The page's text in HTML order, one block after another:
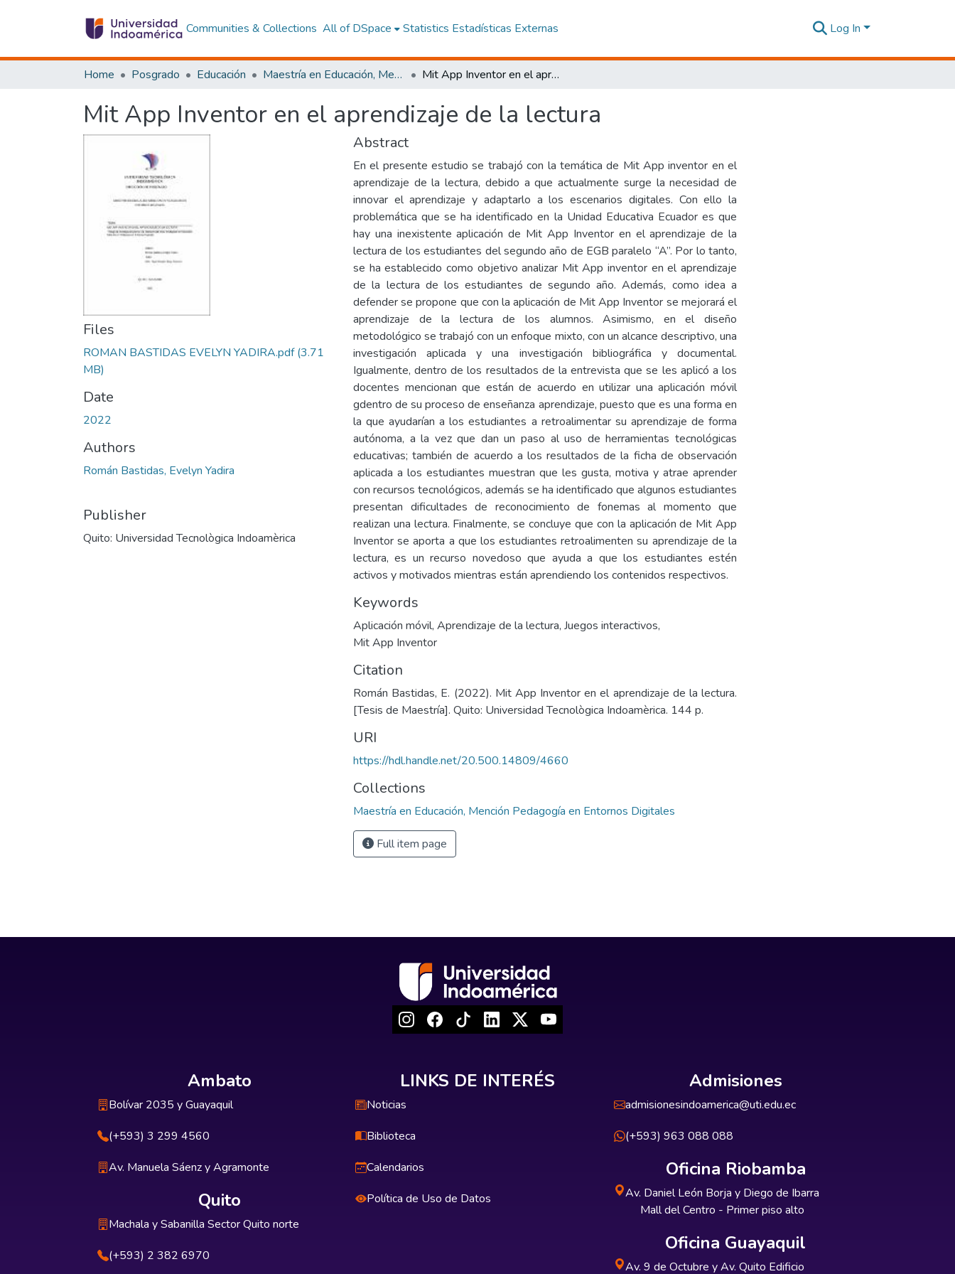
Communities & Collections All of DSpace Statistics Estadísticas Externas Log In
Home Posgrado Educación Maestría en Educación, Mención Pedagogía en Entornos Digitales Mit App Inventor en el aprendizaje de la lectura
Mit App Inventor en el aprendizaje de la lectura
Files
ROMAN BASTIDAS EVELYN YADIRA.pdf(3.71
MB)
Date
2022
Authors
Román Bastidas, Evelyn Yadira
Publisher
Quito: Universidad Tecnològica Indoamèrica
Abstract
En el presente estudio se trabajó con la temática de Mit App inventor en el
aprendizaje de la lectura, debido a que actualmente surge la necesidad de
innovar el aprendizaje y adaptarlo a los escenarios digitales. Con ello la
problemática que se ha identificado en la Unidad Educativa Ecuador es que
hay una inexistente aplicación de Mit App Inventor en el aprendizaje de la
lectura de los estudiantes del segundo año de EGB paralelo “A”. Por lo tanto,
se ha establecido como objetivo analizar Mit App inventor en el aprendizaje
de la lectura de los estudiantes de segundo año. Además, como idea a
defender se propone que con la aplicación de Mit App Inventor se mejorará el
aprendizaje de la lectura de los alumnos. Asimismo, en el diseño
metodológico se trabajó con un enfoque mixto, con un alcance descriptivo, una
investigación aplicada y una investigación bibliográfica y documental.
Igualmente, dentro de los resultados de la entrevista que se les aplicó a los
docentes mencionan que están de acuerdo en utilizar una aplicación móvil
gdentro de su proceso de enseñanza aprendizaje, puesto que es una forma en
la que ayudarían a los estudiantes a retroalimentar su aprendizaje de forma
autónoma, a la vez que dan un paso al uso de herramientas tecnológicas
educativas; también de acuerdo a los resultados de la ficha de observación
aplicada a los estudiantes muestran que les gusta, motiva y atrae aprender
con recursos tecnológicos, además se ha identificado que algunos estudiantes
presentan dificultades de reconocimiento de fonemas al momento que
realizan una lectura. Finalmente, se concluye que con la aplicación de Mit App
Inventor se aporta a que los estudiantes retroalimenten su aprendizaje de la
lectura, es un recurso novedoso que ayuda a que los estudiantes estén
activos y motivados mientras están aprendiendo los contenidos respectivos.
Keywords
Aplicación móvil, Aprendizaje de la lectura, Juegos interactivos,
Mit App Inventor
Citation
Román Bastidas, E. (2022). Mit App Inventor en el aprendizaje de la lectura.
[Tesis de Maestría]. Quito: Universidad Tecnològica Indoamèrica. 144 p.
URI
https://hdl.handle.net/20.500.14809/4660
Collections
Maestría en Educación, Mención Pedagogía en Entornos Digitales
Full item page
Ambato
Bolívar 2035 y Guayaquil
(+593) 3 299 4560
Av. Manuela Sáenz y Agramonte
Quito
Machala y Sabanilla Sector Quito norte
(+593) 2 382 6970
LINKS DE INTERÉS
Noticias
Biblioteca
Calendarios
Política de Uso de Datos
Admisiones
admisionesindoamerica@uti.edu.ec
(+593) 963 088 088
Oficina Riobamba
Av. Daniel León Borja y Diego de Ibarra
Mall del Centro - Primer piso alto
Oficina Guayaquil
Av. 9 de Octubre y Av. Quito Edificio